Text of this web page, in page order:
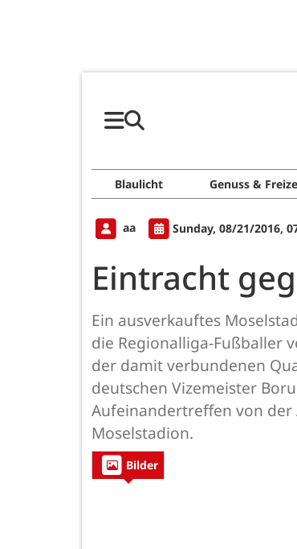
Blaulicht Genuss &
aa Sunday, 08/21/2016,
Eintracht
Ein ausverkauftes
die Regionalliga-Fußballer
der damit verbundenen
deutschen Vizemeister
Aufeinandertreffen von der
Moselstadion.
Bilder